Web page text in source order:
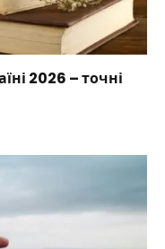
2026 – точні